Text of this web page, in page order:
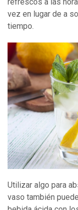
vez en lugar de a
tiempo.
Utilizar algo para
vaso también